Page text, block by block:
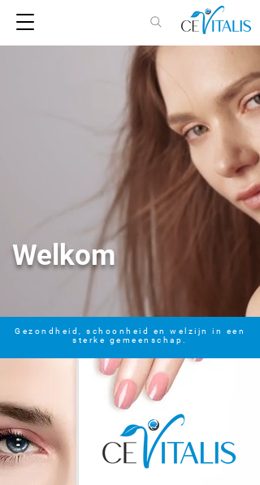
Welkom
Gezondheid, schoonheid en welzijn in een
sterke gemeenschap.